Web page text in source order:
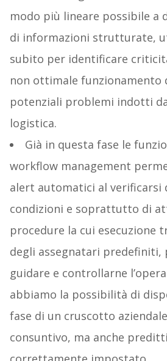
modo più lineare possibile a
di informazioni strutturate,
subito per identificare
non ottimale funzionamento
potenziali problemi indotti
logistica.
Già in questa fase le
workflow management
alert automatici al verificarsi
condizioni e soprattutto di
procedure la cui esecuzione
degli assegnatari
guidare e controllarne
abbiamo la possibilità di
fase di un cruscotto
consuntivo, ma anche